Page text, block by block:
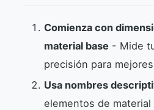
Comienza con
material base - Mide
precisión para
Usa nombres
elementos de